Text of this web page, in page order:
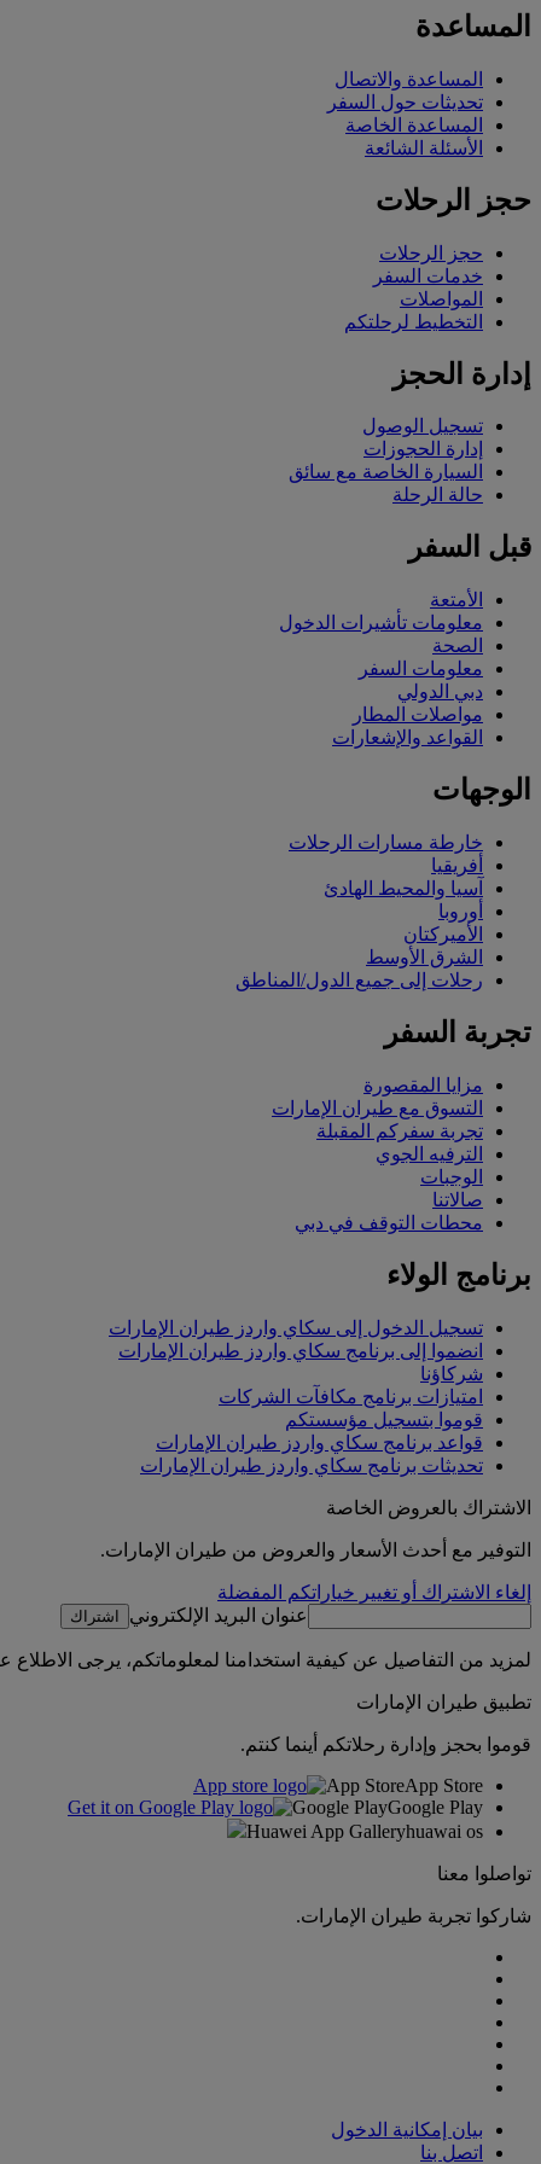
المساعدة
المساعدة والاتصال
تحديثات حول السفر
المساعدة الخاصة
الأسئلة الشائعة
حجز الرحلات
حجز الرحلات
خدمات السفر
المواصلات
التخطيط لرحلتكم
إدارة الحجز
تسجيل الوصول
إدارة الحجوزات
السيارة الخاصة مع سائق
حالة الرحلة
قبل السفر
الأمتعة
معلومات تأشيرات الدخول
الصحة
معلومات السفر
دبي الدولي
مواصلات المطار
القواعد والإشعارات
الوجهات
خارطة مسارات الرحلات
أفريقيا
آسيا والمحيط الهادئ
أوروبا
الأميركتان
الشرق الأوسط
رحلات إلى جميع الدول/المناطق
تجربة السفر
مزايا المقصورة
التسوق مع طيران الإمارات
تجربة سفركم المقبلة
الترفيه الجوي
الوجبات
صالاتنا
محطات التوقف في دبي
برنامج الولاء
تسجيل الدخول إلى سكاي واردز طيران الإمارات
انضموا إلى برنامج سكاي واردز طيران الإمارات
شركاؤنا
امتيازات برنامج مكافآت الشركات
قوموا بتسجيل مؤسستكم
قواعد برنامج سكاي واردز طيران الإمارات
تحديثات برنامج سكاي واردز طيران الإمارات
الاشتراك بالعروض الخاصة
التوفير مع أحدث الأسعار والعروض من طيران الإمارات.
إلغاء الاشتراك أو تغيير خياراتكم المفضلة
عنوان البريد الإلكتروني
اشتراك
لمزيد من التفاصيل عن كيفية استخدامنا لمعلوماتكم، يرجى الاطلاع
تطبيق طيران الإمارات
قوموا بحجز وإدارة رحلاتكم أينما كنتم.
App StoreApp Store
Google PlayGoogle Play
Huawei App Galleryhuawai os
تواصلوا معنا
شاركوا تجربة طيران الإمارات.
بيان إمكانية الدخول
اتصل بنا